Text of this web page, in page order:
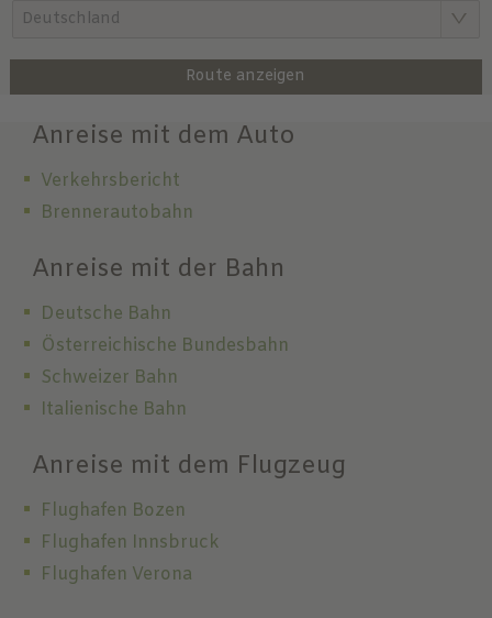
Deutschland
Route anzeigen
Anreise mit dem Auto
Verkehrsbericht
Brennerautobahn
Anreise mit der Bahn
Deutsche Bahn
Österreichische Bundesbahn
Schweizer Bahn
Italienische Bahn
Anreise mit dem Flugzeug
Flughafen Bozen
Flughafen Innsbruck
Flughafen Verona